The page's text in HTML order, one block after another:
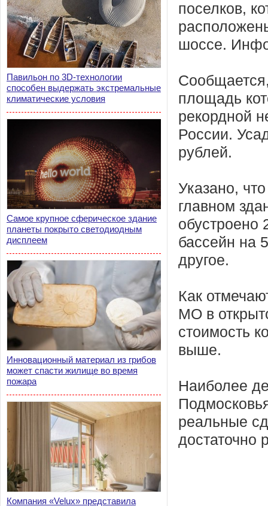
Павильон по 3D-технологии
способен выдержать экстремальные
климатические условия
Самое крупное сферическое здание
планеты покрыто светодиодным
дисплеем
Инновационный материал из грибов
может спасти жилище во время
пожара
Компания «Velux» представила
поселков,
шоссе.
площадь
рекордной
России.
рублей.
Указано,
главном
обустроено
бассейн на
другое.
Как
МО в
стоимость
выше.
Наиболее
реальные
достаточно